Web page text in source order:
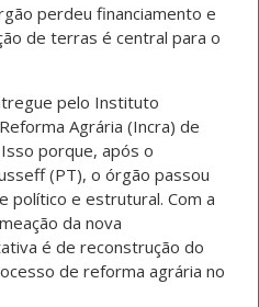
perdeu financiamento e
de terras é central para o
pelo Instituto
Agrária (Incra) de
porque, após o
(PT), o órgão passou
político e estrutural. Com a
da nova
é de reconstrução do
de reforma agrária no